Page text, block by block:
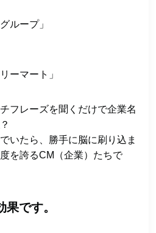
ループ」
ーマート」
フレーズを聞くだけで企業名
いたら、勝手に脳に刷り込ま
を誇るCM（企業）たちで
です。